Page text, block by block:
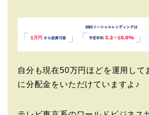
自分も現在50万円ほどを運用して
に分配金をいただけていますよ♪